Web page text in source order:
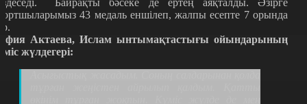
43 медаль еншілеп, жалпы есепте 7 орында
Актаева, Ислам ынтымақтастығы ойындарының
жүлдегері: